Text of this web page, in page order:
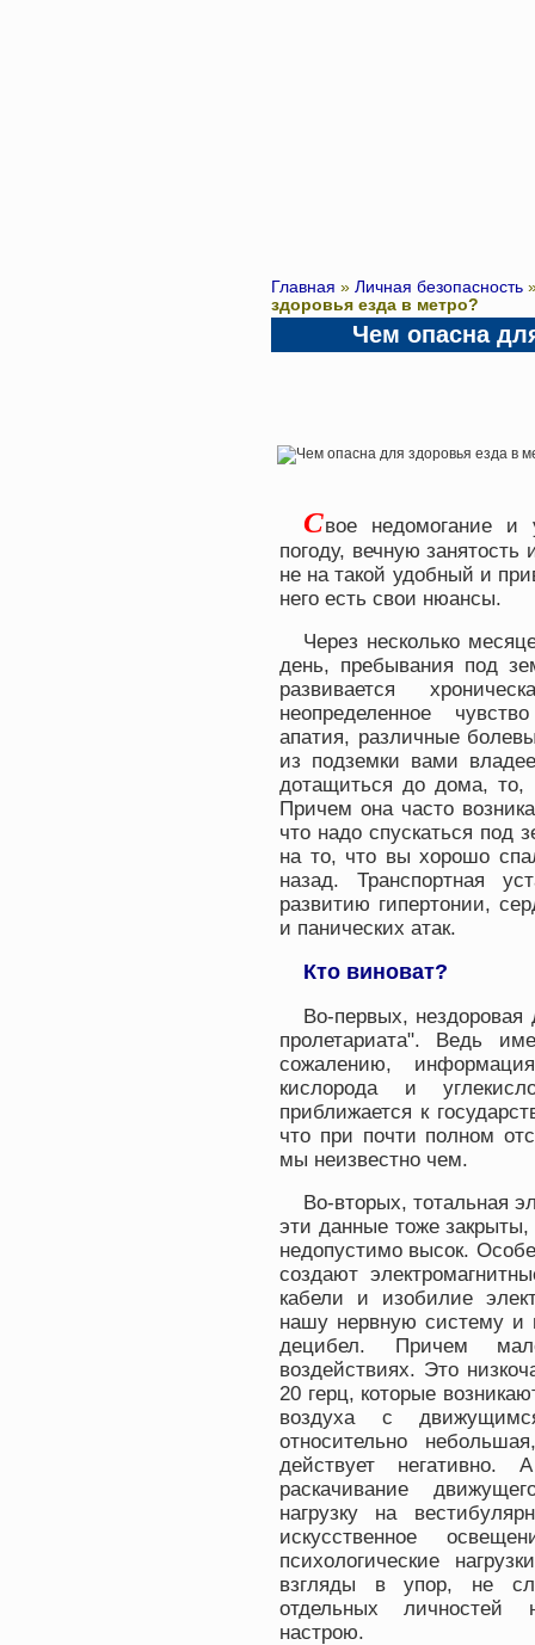
Главная » Личная безопасность
здоровья езда в метро?
Чем опасна
Свое недомогание
погоду, вечную
не на такой удобный и
него есть свои нюансы.
Через несколько
день, пребывания под
развивается
неопределенное
апатия, различные
из подземки вами
дотащиться до дома, то,
Причем она часто
что надо спускаться под
на то, что вы хорошо
назад. Транспортная
развитию гипертонии,
и панических атак.
Кто виноват?
Во-первых,
пролетариата". Ведь
сожалению,
кислорода и
приближается к
что при почти полном
мы неизвестно чем.
Во-вторых, тотальная
эти данные тоже закрыты,
недопустимо высок.
создают
кабели и изобилие
нашу нервную систему и
децибел. Причем
воздействиях. Это
20 герц, которые
воздуха с
относительно
действует негативно.
раскачивание
нагрузку на
искусственное
психологические
взгляды в упор, не
отдельных личностей
настрою.